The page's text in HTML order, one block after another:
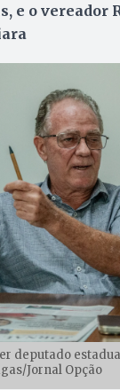
e o vereador
deputado
Jornal Opção